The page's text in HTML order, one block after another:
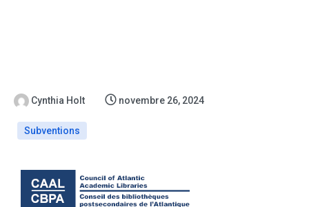
Cynthia Holt novembre 26, 2024
Subventions